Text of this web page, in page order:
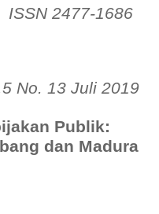
ISSN 2477-1686
No. 13 Juli 2019
Publik:
dan Madura